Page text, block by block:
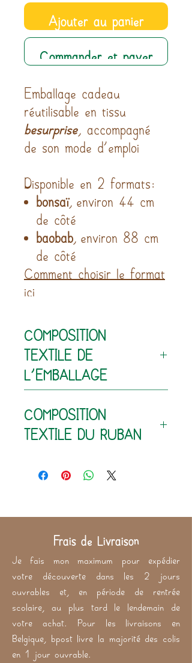
Ajouter au panier
Commander et payer
Emballage cadeau
réutilisable en tissu
besurprise , accompagné
de son mode d’emploi
Disponible en 2 formats:
bonsaï, environ 44 cm
de côté
baobab , environ 88 cm
de côté
Comment choisir le format
COMPOSITION
TEXTILE DE
L'EMBALLAGE
210 g/m²
COMPOSITION
TEXTILE DU RUBAN
60% polyester - 40% latex
Frais de Livraison
Je fais mon maximum pour expédier
votre découverte dans les 2 jours
ouvrables et, en période de rentrée
scolaire, au plus tard le lendemain de
votre achat. Pour les livraisons en
Belgique, bpost livre la majorité des colis
en 1 jour ouvrable.